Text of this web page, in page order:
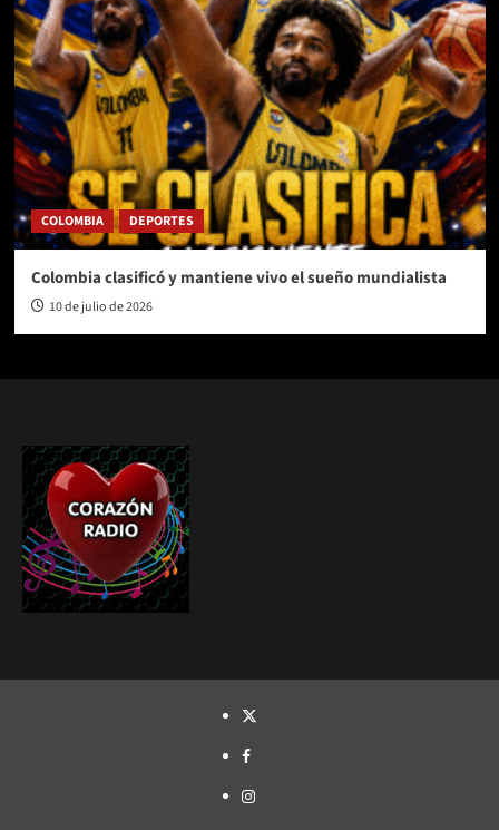
COLOMBIA DEPORTES
Colombia clasificó y mantiene vivo el sueño mundialista
10 de julio de 2026
TWITTER
FACEBOOK
INSTAGRAM